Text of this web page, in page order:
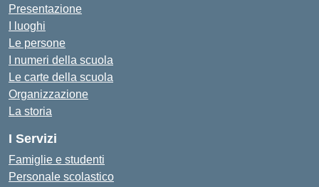
Presentazione
I luoghi
Le persone
I numeri della scuola
Le carte della scuola
Organizzazione
La storia
I Servizi
Famiglie e studenti
Personale scolastico